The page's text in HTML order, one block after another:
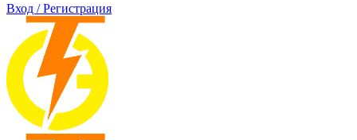
Вход / Регистрация